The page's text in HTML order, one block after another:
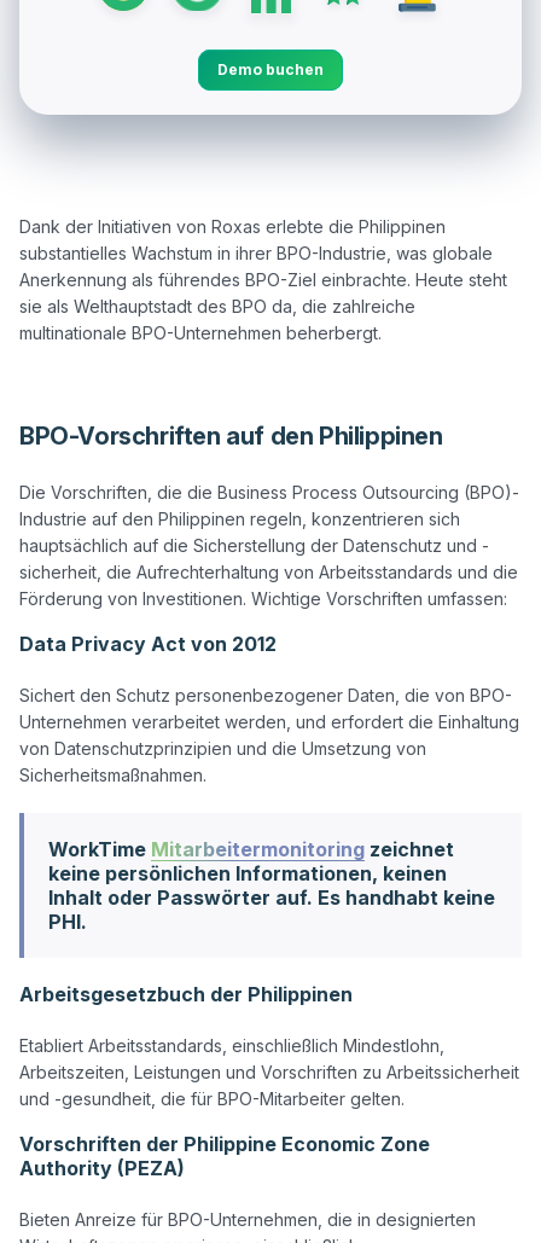
Demo buchen
Dank der Initiativen von Roxas erlebte die Philippinen
substantielles Wachstum in ihrer BPO-Industrie, was globale
Anerkennung als führendes BPO-Ziel einbrachte. Heute steht
sie als Welthauptstadt des BPO da, die zahlreiche
multinationale BPO-Unternehmen beherbergt.
BPO-Vorschriften auf den Philippinen
Die Vorschriften, die die Business Process Outsourcing (BPO)-
Industrie auf den Philippinen regeln, konzentrieren sich
hauptsächlich auf die Sicherstellung der Datenschutz und -
sicherheit, die Aufrechterhaltung von Arbeitsstandards und die
Data Privacy Act von 2012
Sichert den Schutz personenbezogener Daten, die von BPO-
Unternehmen verarbeitet werden, und erfordert die Einhaltung
von Datenschutzprinzipien und die Umsetzung von
WorkTime Mitarbeitermonitoring zeichnet
keine persönlichen Informationen, keinen
Inhalt oder Passwörter auf. Es handhabt keine
PHI.
Arbeitsgesetzbuch der Philippinen
Etabliert Arbeitsstandards, einschließlich Mindestlohn,
Arbeitszeiten, Leistungen und Vorschriften zu Arbeitssicherheit
Vorschriften der Philippine Economic Zone
Authority (PEZA)
Bieten Anreize für BPO-Unternehmen, die in designierten